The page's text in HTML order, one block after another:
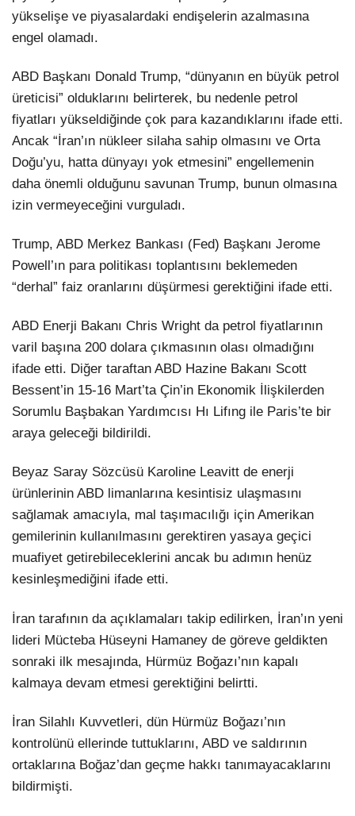
yükselişe ve piyasalardaki endişelerin azalmasına
engel olamadı.
ABD Başkanı Donald Trump, “dünyanın en büyük petrol
üreticisi” olduklarını belirterek, bu nedenle petrol
fiyatları yükseldiğinde çok para kazandıklarını ifade etti.
Ancak “İran’ın nükleer silaha sahip olmasını ve Orta
Doğu’yu, hatta dünyayı yok etmesini” engellemenin
daha önemli olduğunu savunan Trump, bunun olmasına
izin vermeyeceğini vurguladı.
Trump, ABD Merkez Bankası (Fed) Başkanı Jerome
Powell’ın para politikası toplantısını beklemeden
“derhal” faiz oranlarını düşürmesi gerektiğini ifade etti.
ABD Enerji Bakanı Chris Wright da petrol fiyatlarının
varil başına 200 dolara çıkmasının olası olmadığını
ifade etti. Diğer taraftan ABD Hazine Bakanı Scott
Bessent’in 15-16 Mart’ta Çin’in Ekonomik İlişkilerden
Sorumlu Başbakan Yardımcısı Hı Lifıng ile Paris’te bir
araya geleceği bildirildi.
Beyaz Saray Sözcüsü Karoline Leavitt de enerji
ürünlerinin ABD limanlarına kesintisiz ulaşmasını
sağlamak amacıyla, mal taşımacılığı için Amerikan
gemilerinin kullanılmasını gerektiren yasaya geçici
muafiyet getirebileceklerini ancak bu adımın henüz
kesinleşmediğini ifade etti.
İran tarafının da açıklamaları takip edilirken, İran’ın yeni
lideri Mücteba Hüseyni Hamaney de göreve geldikten
sonraki ilk mesajında, Hürmüz Boğazı’nın kapalı
kalmaya devam etmesi gerektiğini belirtti.
İran Silahlı Kuvvetleri, dün Hürmüz Boğazı’nın
kontrolünü ellerinde tuttuklarını, ABD ve saldırının
ortaklarına Boğaz’dan geçme hakkı tanımayacaklarını
bildirmişti.